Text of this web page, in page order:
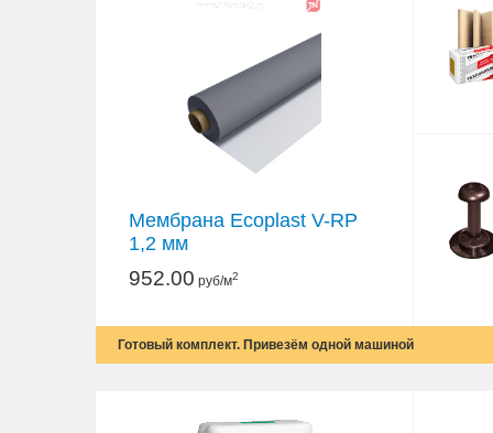
Мембрана Ecoplast V-RP
1,2 мм
952.00 руб/м2
Готовый комплект. Привезём одной машиной